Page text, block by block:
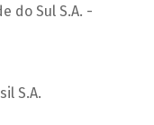
do Sul S.A. -
S.A.